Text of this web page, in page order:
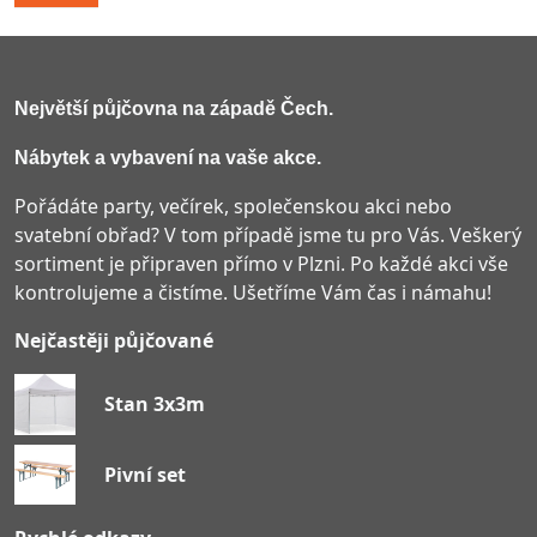
Největší půjčovna na západě Čech.
Nábytek a vybavení na vaše akce.
Pořádáte party, večírek, společenskou akci nebo
svatební obřad? V tom případě jsme tu pro Vás. Veškerý
sortiment je připraven přímo v Plzni. Po každé akci vše
kontrolujeme a čistíme. Ušetříme Vám čas i námahu!
Nejčastěji půjčované
Stan 3x3m
Pivní set